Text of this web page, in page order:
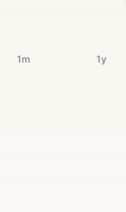
1m 1y